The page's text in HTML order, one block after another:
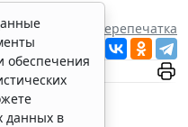
Перепечатка
Дзен
обеспечения
данных в